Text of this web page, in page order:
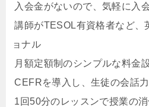
入会金がないので、気軽に入
講師がTESOL有資格者など、
ョナル
月額定額制のシンプルな料金設
CEFRを導入し、生徒の会話
1回50分のレッスンで授業の